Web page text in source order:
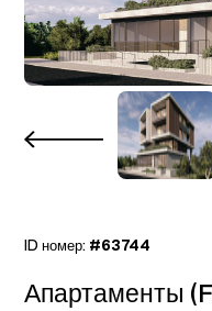
ID номер: #63744
Апартаменты